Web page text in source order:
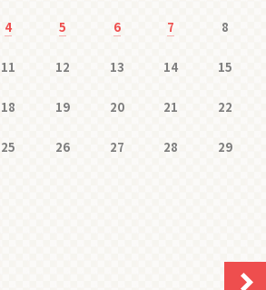
4 5 6 7 8
11 12 13 14 15
18 19 20 21 22
25 26 27 28 29